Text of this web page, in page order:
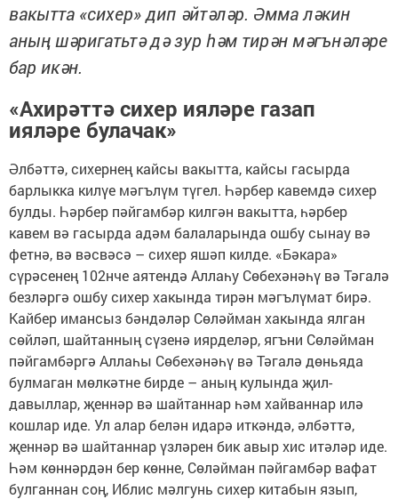
вакытта «сихер» дип әйтәләр. Әмма ләкин
аның шәригатьтә дә зур һәм тирән мәгънәләре
бар икән.
«Ахирәттә сихер ияләре газап
ияләре булачак»
Әлбәттә, сихернең кайсы вакытта, кайсы гасырда
барлыкка килүе мәгълүм түгел. Һәрбер кавемдә сихер
булды. Һәрбер пәйгамбәр килгән вакытта, һәрбер
кавем вә гасырда адәм балаларында ошбу сынау вә
фетнә, вә вәсвәсә – сихер яшәп килде. «Бәкара»
сүрәсенең 102нче аятендә Аллаһу Сөбехәнәһү вә Тәгалә
безләргә ошбу сихер хакында тирән мәгълүмат бирә.
Кайбер имансыз бәндәләр Сөләйман хакында ялган
сөйләп, шайтанның сүзенә иярделәр, ягъни Сөләйман
пәйгамбәргә Аллаһы Сөбехәнәһү вә Тәгалә дөньяда
булмаган мөлкәтне бирде – аның кулында җил-
давыллар, җеннәр вә шайтаннар һәм хайваннар илә
кошлар иде. Ул алар белән идарә иткәндә, әлбәттә,
җеннәр вә шайтаннар үзләрен бик авыр хис итәләр иде.
Һәм көннәрдән бер көнне, Сөләйман пәйгамбәр вафат
булганнан соң, Иблис мәлгунь сихер китабын язып,